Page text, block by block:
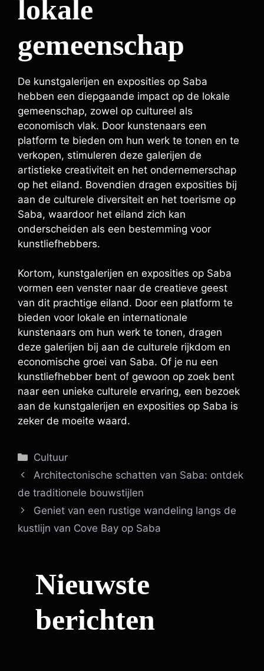
lokale
gemeenschap
De kunstgalerijen en exposities op Saba
hebben een diepgaande impact op de lokale
gemeenschap, zowel op cultureel als
economisch vlak. Door kunstenaars een
platform te bieden om hun werk te tonen en te
verkopen, stimuleren deze galerijen de
artistieke creativiteit en het ondernemerschap
op het eiland. Bovendien dragen exposities bij
aan de culturele diversiteit en het toerisme op
Saba, waardoor het eiland zich kan
onderscheiden als een bestemming voor
kunstliefhebbers.
Kortom, kunstgalerijen en exposities op Saba
vormen een venster naar de creatieve geest
van dit prachtige eiland. Door een platform te
bieden voor lokale en internationale
kunstenaars om hun werk te tonen, dragen
deze galerijen bij aan de culturele rijkdom en
economische groei van Saba. Of je nu een
kunstliefhebber bent of gewoon op zoek bent
naar een unieke culturele ervaring, een bezoek
aan de kunstgalerijen en exposities op Saba is
zeker de moeite waard.
Categorieën
Cultuur
Architectonische schatten van Saba: ontdek
de traditionele bouwstijlen
Geniet van een rustige wandeling langs de
kustlijn van Cove Bay op Saba
Nieuwste
berichten